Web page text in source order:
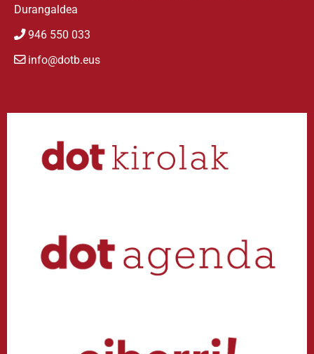
Durangaldea
946 550 033
info@dotb.eus